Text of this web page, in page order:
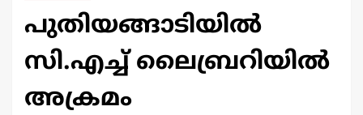
പുതിയങ്ങാടിയിൽ
സി.എച്ച് ലൈബ്രറിയിൽ
അക്രമം